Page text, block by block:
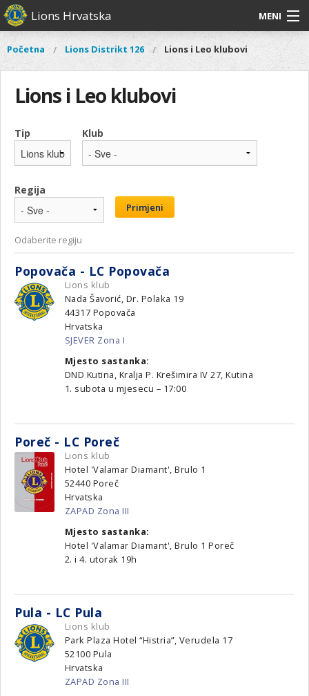
Skoči
na
sadržaj
Lions Hrvatska MENI
O nama
Naši projekti
Aktivnosti
Glavni
O
nama
Distrikt
Naši
projekti
Aktivnosti
Vi
ste
ovdje
Početna Lions Distrikt 126 Lions i Leo klubovi
Lions i Leo klubovi
Tip Klub
Regija
Odaberite regiju
Primjeni
Popovača - LC Popovača
Lions klub
Nada Šavorić, Dr. Polaka 19
44317 Popovača
Hrvatska
SJEVER Zona I
Mjesto sastanka:
DND Kutina, Kralja P. Krešimira IV 27, Kutina
1. subota u mjesecu – 17:00
Poreč - LC Poreč
Lions klub
Hotel 'Valamar Diamant', Brulo 1
52440 Poreč
Hrvatska
ZAPAD Zona III
Mjesto sastanka:
Hotel 'Valamar Diamant', Brulo 1 Poreč
2. i 4. utorak 19h
Pula - LC Pula
Lions klub
Park Plaza Hotel “Histria”, Verudela 17
52100 Pula
Hrvatska
ZAPAD Zona III